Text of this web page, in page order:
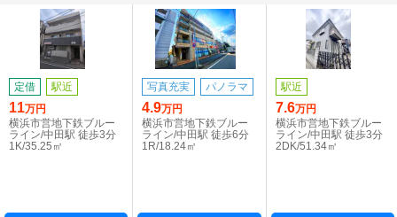
定借 駅近
11万円
横浜市営地下鉄ブルー
ライン/中田駅 徒歩3分
1K/35.25㎡
写真充実 パノラマ
4.9万円
横浜市営地下鉄ブルー
ライン/中田駅 徒歩6分
1R/18.24㎡
駅近
7.6万円
横浜市営地下鉄ブルー
ライン/中田駅 徒歩3分
2DK/51.34㎡